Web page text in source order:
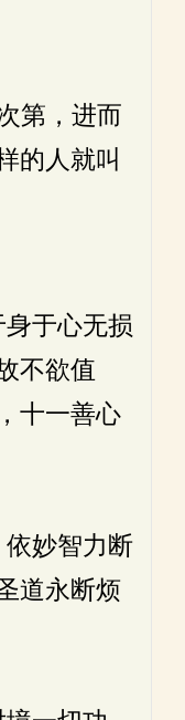
第，进而
的人就叫
于心无损
不欲值
十一善心
妙智力断
道永断烦